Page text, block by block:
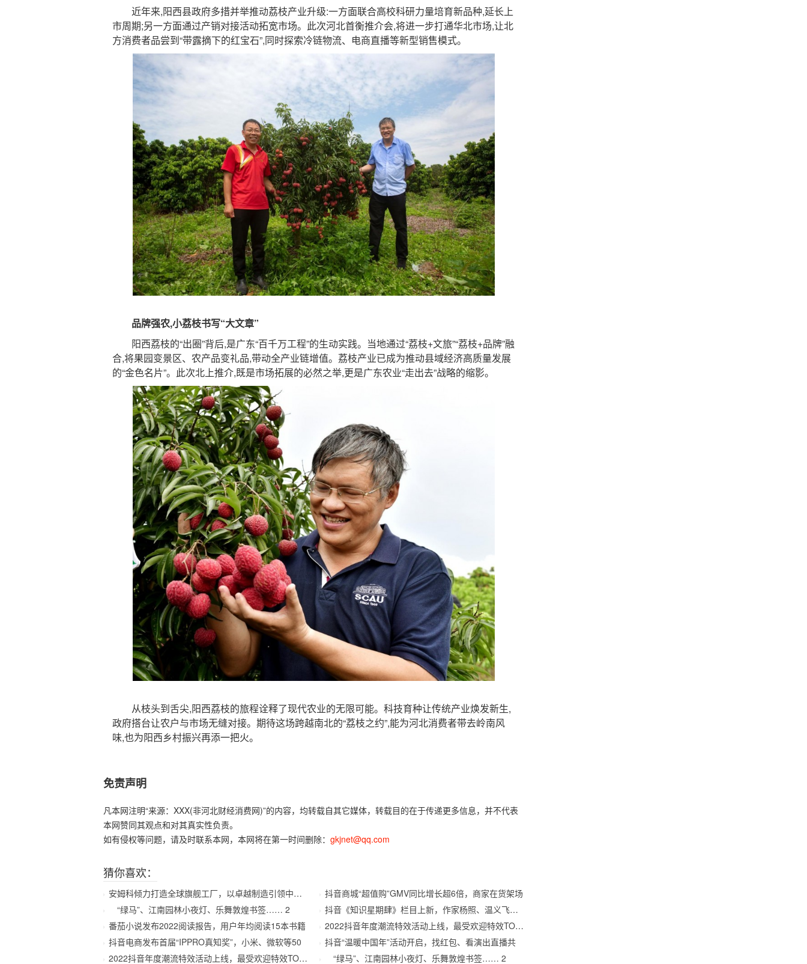
近年来,阳西县政府多措并举推动荔枝产业升级:一方面联合高校科研力量培育新品种,延长上
市周期;另一方面通过产销对接活动拓宽市场。此次河北首衡推介会,将进一步打通华北市场,让北
方消费者品尝到“带露摘下的红宝石”,同时探索冷链物流、电商直播等新型销售模式。
品牌强农,小荔枝书写“大文章”
阳西荔枝的“出圈”背后,是广东“百千万工程”的生动实践。当地通过“荔枝+文旅”“荔枝+品牌”融
合,将果园变景区、农产品变礼品,带动全产业链增值。荔枝产业已成为推动县域经济高质量发展
的“金色名片”。此次北上推介,既是市场拓展的必然之举,更是广东农业“走出去”战略的缩影。
从枝头到舌尖,阳西荔枝的旅程诠释了现代农业的无限可能。科技育种让传统产业焕发新生,
政府搭台让农户与市场无缝对接。期待这场跨越南北的“荔枝之约”,能为河北消费者带去岭南风
味,也为阳西乡村振兴再添一把火。
免责声明
凡本网注明“来源：XXX(非河北财经消费网)”的内容，均转载自其它媒体，转载目的在于传递更多信息，并不代表
本网赞同其观点和对其真实性负责。
如有侵权等问题，请及时联系本网，本网将在第一时间删除： gkjnet@qq.com
猜你喜欢：
安姆科倾力打造全球旗舰工厂，以卓越制造引领中国软
“绿马”、江南园林小夜灯、乐舞敦煌书签…… 2
番茄小说发布2022阅读报告，用户年均阅读15本书籍
抖音电商发布首届“IPPRO真知奖”，小米、微软等50
2022抖音年度潮流特效活动上线，最受欢迎特效TOP20
抖音商城“超值购”GMV同比增长超6倍，商家在货架场
抖音《知识星期肆》栏目上新，作家杨照、温义飞在直
2022抖音年度潮流特效活动上线，最受欢迎特效TOP20
抖音“温暖中国年”活动开启，找红包、看演出直播共
“绿马”、江南园林小夜灯、乐舞敦煌书签…… 2